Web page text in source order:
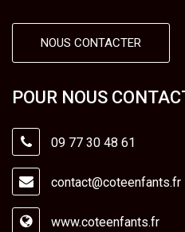
NOUS CONTACTER
POUR NOUS
09 77 30 48 61
contact@coteenfants.fr
www.coteenfants.fr